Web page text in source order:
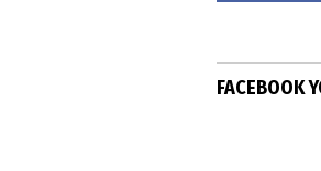
FACEBOOK